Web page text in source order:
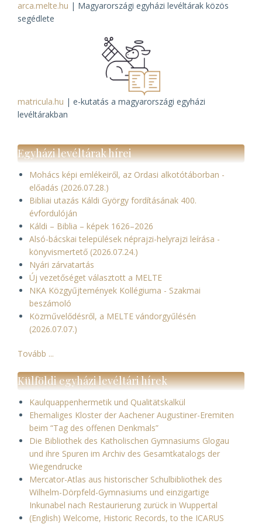
arca.melte.hu | Magyarországi egyházi levéltárak közös
segédlete
matricula.hu | e-kutatás a magyarországi egyházi
levéltárakban
Egyházi levéltárak hírei
Mohács képi emlékeiről, az Ordasi alkotótáborban -
előadás (2026.07.28.)
Bibliai utazás Káldi György fordításának 400.
évfordulóján
Káldi – Biblia – képek 1626–2026
Alsó-bácskai települések néprajzi-helyrajzi leírása -
könyvismertető (2026.07.24.)
Nyári zárvatartás
Új vezetőséget választott a MELTE
NKA Közgyűjtemények Kollégiuma - Szakmai
beszámoló
Közművelődésről, a MELTE vándorgyűlésén
(2026.07.07.)
Tovább ...
Külföldi egyházi levéltári hírek
Kaulquappenhermetik und Qualitätskalkül
Ehemaliges Kloster der Aachener Augustiner-Eremiten
beim “Tag des offenen Denkmals”
Die Bibliothek des Katholischen Gymnasiums Glogau
und ihre Spuren im Archiv des Gesamtkatalogs der
Wiegendrucke
Mercator-Atlas aus historischer Schulbibliothek des
Wilhelm-Dörpfeld-Gymnasiums und einzigartige
Inkunabel nach Restaurierung zurück in Wuppertal
(English) Welcome, Historic Records, to the ICARUS